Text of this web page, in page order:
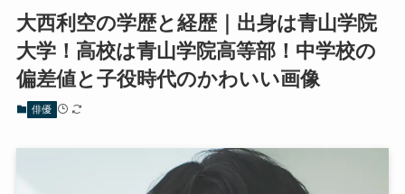
大西利空の学歴と経歴｜出身は青山学院
大学！高校は青山学院高等部！中学校の
偏差値と子役時代のかわいい画像
俳優